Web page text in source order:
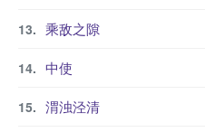
乘敌之隙
中使
渭浊泾清